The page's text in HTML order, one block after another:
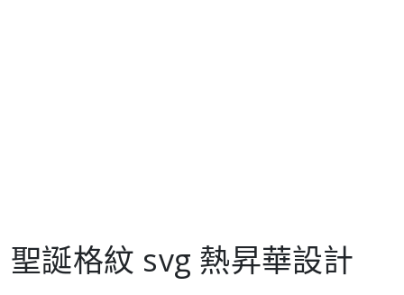
聖誕格紋 svg 熱昇華設計